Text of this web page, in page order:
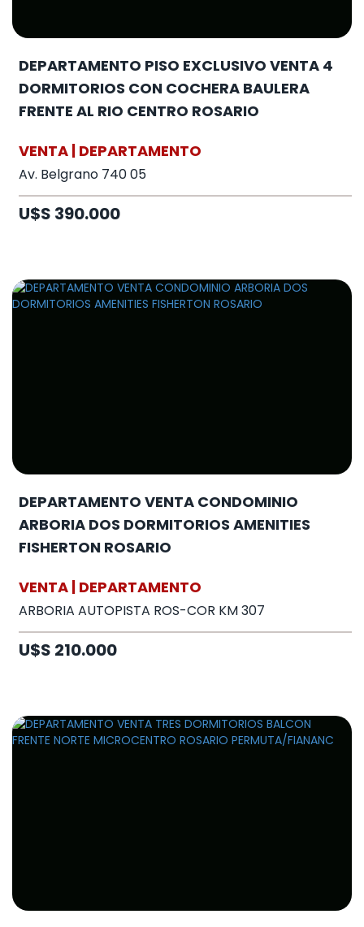
DEPARTAMENTO PISO EXCLUSIVO VENTA 4
DORMITORIOS CON COCHERA BAULERA
FRENTE AL RIO CENTRO ROSARIO
VENTA | DEPARTAMENTO
Av. Belgrano 740 05
U$S 390.000
DEPARTAMENTO VENTA CONDOMINIO
ARBORIA DOS DORMITORIOS AMENITIES
FISHERTON ROSARIO
VENTA | DEPARTAMENTO
ARBORIA AUTOPISTA ROS-COR KM 307
U$S 210.000